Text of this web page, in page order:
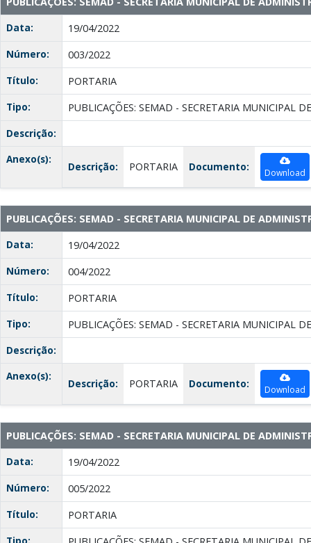
Data:
19/04/2022
Número:
003/2022
Título:
PORTARIA
Tipo:
PUBLICAÇÕES: SEMAD - SECRETARIA MUNICIPAL
Descrição:
Anexo(s):
Descrição: PORTARIA Documento: Download
PUBLICAÇÕES: SEMAD - SECRETARIA MUNICIPAL DE
Data:
19/04/2022
Número:
004/2022
Título:
PORTARIA
Tipo:
PUBLICAÇÕES: SEMAD - SECRETARIA MUNICIPAL
Descrição:
Anexo(s):
Descrição: PORTARIA Documento: Download
PUBLICAÇÕES: SEMAD - SECRETARIA MUNICIPAL DE
Data:
19/04/2022
Número:
005/2022
Título:
PORTARIA